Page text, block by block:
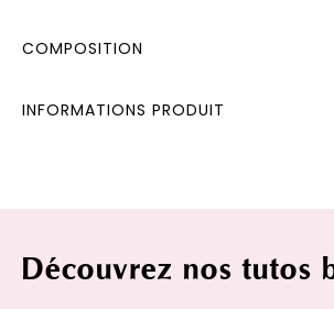
COMPOSITION
INFORMATIONS PRODUIT
Découvrez nos tutos